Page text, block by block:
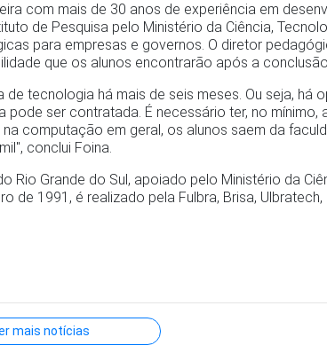
com mais de 30 anos de experiência em
de Pesquisa pelo Ministério da Ciência,
para empresas e governos. O diretor
que os alunos encontrarão após a
tecnologia há mais de seis meses. Ou seja, há
ser contratada. É necessário ter, no mínimo,
computação em geral, os alunos saem da
conclui Foina.
Rio Grande do Sul, apoiado pelo Ministério da
de 1991, é realizado pela Fulbra, Brisa, Ulbratech,
mais notícias